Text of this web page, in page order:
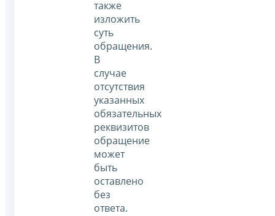
также
изложить
суть
обращения.
В
случае
отсутствия
указанных
обязательных
реквизитов
обращение
может
быть
оставлено
без
ответа.